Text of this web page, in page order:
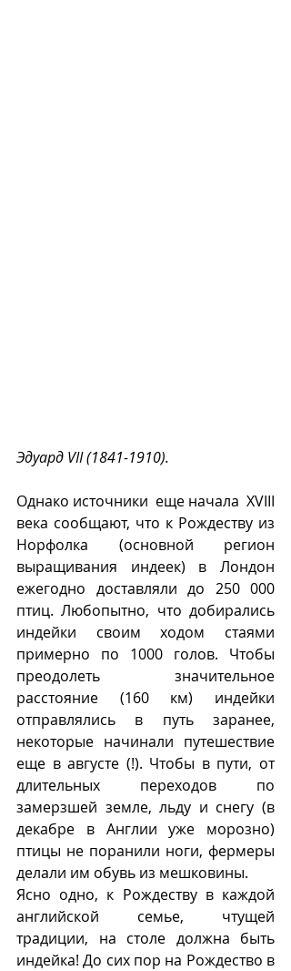
Эдуард VII (1841-1910).
Однако источники  еще начала  XVIII
века сообщают, что к Рождеству из
Норфолка (основной регион
выращивания индеек) в Лондон
ежегодно доставляли до 250 000
птиц. Любопытно, что добирались
индейки своим ходом стаями
примерно по 1000 голов. Чтобы
преодолеть значительное
расстояние (160 км) индейки
отправлялись в путь заранее,
некоторые начинали путешествие
еще в августе (!). Чтобы в пути, от
длительных переходов по
замерзшей земле, льду и снегу (в
декабре в Англии уже морозно)
птицы не поранили ноги, фермеры
делали им обувь из мешковины.
Ясно одно, к Рождеству в каждой
английской семье, чтущей
традиции, на столе должна быть
индейка! До сих пор на Рождество в